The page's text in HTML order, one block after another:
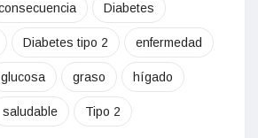
Diabetes
Diabetes tipo 2 enfermedad
glucosa graso hígado
saludable Tipo 2